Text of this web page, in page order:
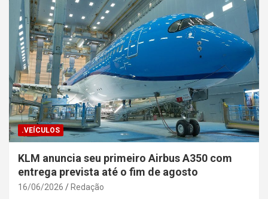
.VEÍCULOS
KLM anuncia seu primeiro Airbus A350 com
entrega prevista até o fim de agosto
16/06/2026 Redação